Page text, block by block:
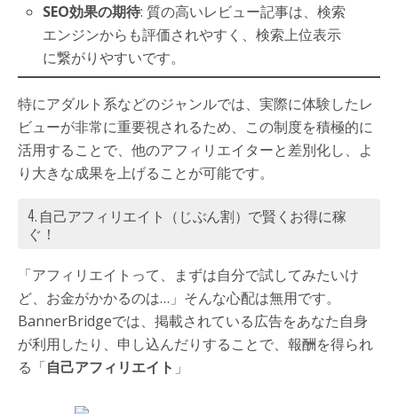
SEO効果の期待: 質の高いレビュー記事は、検索
エンジンからも評価されやすく、検索上位表示
に繋がりやすいです。
特にアダルト系などのジャンルでは、実際に体験したレ
ビューが非常に重要視されるため、この制度を積極的に
活用することで、他のアフィリエイターと差別化し、よ
り大きな成果を上げることが可能です。
4. 自己アフィリエイト（じぶん割）で賢くお得に稼
ぐ！
「アフィリエイトって、まずは自分で試してみたいけ
ど、お金がかかるのは…」そんな心配は無用です。
BannerBridgeでは、掲載されている広告をあなた自身
が利用したり、申し込んだりすることで、報酬を得られ
る「自己アフィリエイト 」